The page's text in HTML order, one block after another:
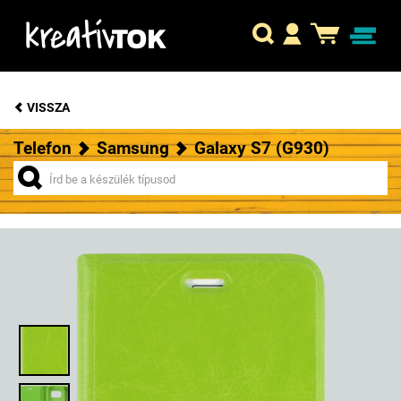
VISSZA
Telefon Samsung Galaxy S7 (G930)